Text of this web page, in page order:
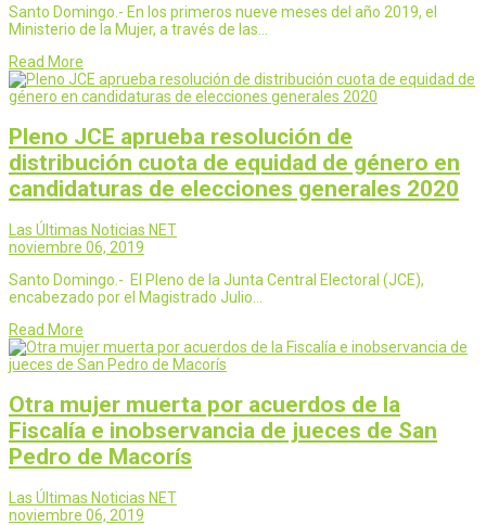
Santo Domingo.- En los primeros nueve meses del año 2019, el
Ministerio de la Mujer, a través de las…
Read More
Pleno JCE aprueba resolución de
distribución cuota de equidad de género en
candidaturas de elecciones generales 2020
Las Últimas Noticias NET
noviembre 06, 2019
Santo Domingo.- El Pleno de la Junta Central Electoral (JCE),
encabezado por el Magistrado Julio…
Read More
Otra mujer muerta por acuerdos de la
Fiscalía e inobservancia de jueces de San
Pedro de Macorís
Las Últimas Noticias NET
noviembre 06, 2019